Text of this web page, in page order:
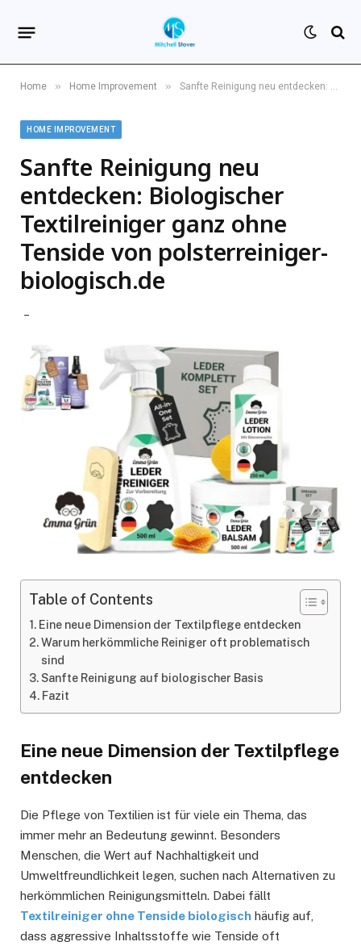
Home » Home Improvement » Sanfte Reinigung neu entdecken: Biologischer Textilreiniger ganz ohne Tenside von polsterreiniger-biologisch.de
HOME IMPROVEMENT
Sanfte Reinigung neu
entdecken: Biologischer
Textilreiniger ganz ohne
Tenside von polsterreiniger-
biologisch.de
Table of Contents
Eine neue Dimension der Textilpflege entdecken
Warum herkömmliche Reiniger oft problematisch
sind
Sanfte Reinigung auf biologischer Basis
Fazit
Eine neue Dimension der Textilpflege
entdecken
Die Pflege von Textilien ist für viele ein Thema, das
immer mehr an Bedeutung gewinnt. Besonders
Menschen, die Wert auf Nachhaltigkeit und
Umweltfreundlichkeit legen, suchen nach Alternativen zu
herkömmlichen Reinigungsmitteln. Dabei fällt
Textilreiniger ohne Tenside biologisch häufig auf,
dass aggressive Inhaltsstoffe wie Tenside oft